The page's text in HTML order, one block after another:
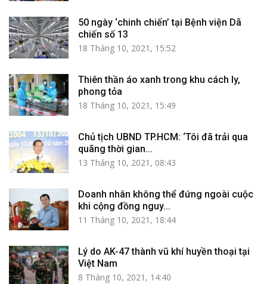
50 ngày ‘chinh chiến’ tại Bệnh viện Dã
chiến số 13
18 Tháng 10, 2021, 15:52
Thiên thần áo xanh trong khu cách ly,
phong tỏa
18 Tháng 10, 2021, 15:49
Chủ tịch UBND TP.HCM: ‘Tôi đã trải qua
quãng thời gian...
13 Tháng 10, 2021, 08:43
Doanh nhân không thể đứng ngoài cuộc
khi cộng đồng nguy...
11 Tháng 10, 2021, 18:44
Lý do AK-47 thành vũ khí huyền thoại tại
Việt Nam
8 Tháng 10, 2021, 14:40